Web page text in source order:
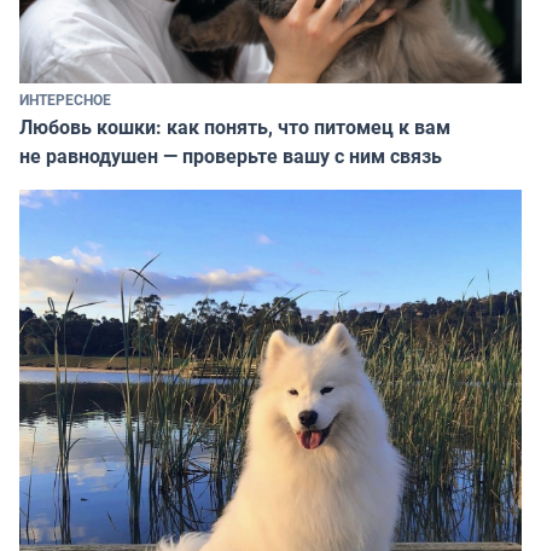
ИНТЕРЕСНОЕ
Любовь кошки: как понять, что питомец к вам
не равнодушен — проверьте вашу с ним связь